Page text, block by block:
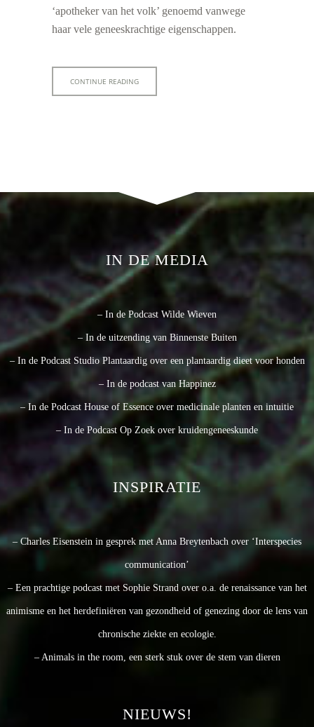
‘apotheker van het volk’ genoemd vanwege
haar vele geneeskrachtige eigenschappen.
CONTINUE READING
IN DE MEDIA
– In de Podcast Wilde Wieven
– In de uitzending van Binnenste Buiten
– In de Podcast Studio Plantaardig over een plantaardig dieet voor honden
– In de podcast van Happinez
– In de Podcast House of Essence over medicinale planten en intuitie
– In de Podcast Op Zoek over kruidengeneeskunde
INSPIRATIE
– Charles Eisenstein in gesprek met Anna Breytenbach over ‘Interspecies
communication’
– Een prachtige podcast met Sophie Strand over o.a. de renaissance van het
animisme en het herdefiniëren van gezondheid of genezing door de lens van
chronische ziekte en ecologie.
– Animals in the room, een sterk stuk over de stem van dieren
NIEUWS!